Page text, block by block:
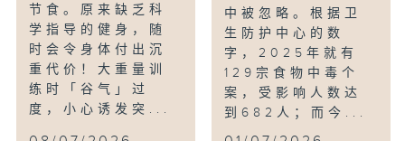
节食。原来缺乏科
学指导的健身，随
时会令身体付出沉
重代价！大重量训
练时「谷气」过
度，小心诱发突...
中被忽略。根据卫
生防护中心的数
字，2025年就有
129宗食物中毒个
案，受影响人数达
到682人；而今...